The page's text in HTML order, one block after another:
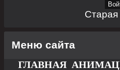
Меню сайта
ГЛАВНАЯ